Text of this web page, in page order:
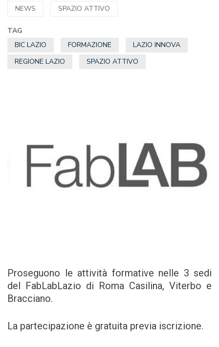
NEWS
SPAZIO ATTIVO
TAG
BIC LAZIO
FORMAZIONE
LAZIO INNOVA
REGIONE LAZIO
SPAZIO ATTIVO
Proseguono le attività formative nelle 3 sedi
del ‪FabLabLazio‬ di Roma Casilina, Viterbo e
Bracciano.
La partecipazione è gratuita previa iscrizione.